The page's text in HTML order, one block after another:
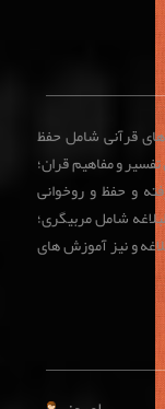
قرآنی شامل حفظ
و مفاهیم قران؛
و حفظ و روخوانی
شامل مربیگری؛
و نیز آموزش های